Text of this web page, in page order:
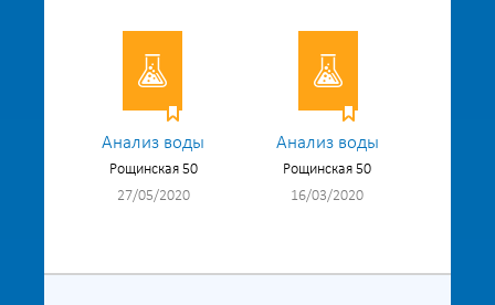
Анализ воды
Рощинская 50
27/05/2020
Анализ воды
Рощинская 50
16/03/2020